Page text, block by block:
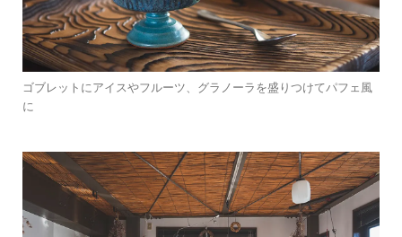
ゴブレットにアイスやフルーツ、グラノーラを盛りつけてパフェ風
に